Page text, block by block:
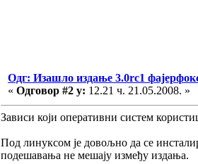
Одг: Изашло издање 3.0rc1
« Одговор #2 у: 12.21 ч. 21.05.2008. »
Зависи који оперативни систем
Под линуксом је довољно да се
подешавања не мешају између издања.